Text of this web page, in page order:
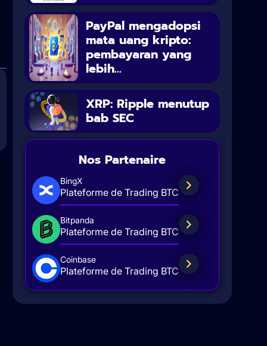
PayPal mengadopsi
mata uang kripto:
pembayaran yang
lebih...
XRP: Ripple menutup
bab SEC
Nos Partenaire
BingX
Plateforme de Trading BTC
Bitpanda
Plateforme de Trading BTC
Coinbase
Plateforme de Trading BTC